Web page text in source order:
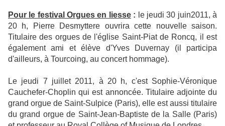
Pour le festival Orgues en liesse: le jeudi 30 juin2011, à
20 h, Pierre Desmyttere ouvrira cette nouvelle saison.
Titulaire des orgues de l'église Saint-Piat de Roncq, il est
également ami et élève d'Yves Duvernay (il participa
d'ailleurs, à Tourcoing, au concert hommage).
Le jeudi 7 juillet 2011, à 20 h, c'est Sophie-Véronique
Cauchefer-Choplin qui est annoncée. Titulaire adjointe du
grand orgue de Saint-Sulpice (Paris), elle est aussi titulaire
du grand orgue de Saint-Jean-Baptiste de la Salle (Paris)